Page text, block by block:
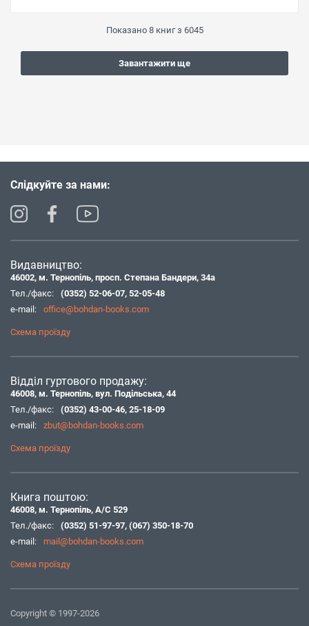
Показано 8книг з 6045
Завантажити ще
Слідкуйте за нами:
Видавництво:
46002, м. Тернопіль, просп. Степана Бандери, 34а
Тел./факс:
(0352) 52-06-07, 52-05-48
e-mail:
office@bohdan-books.com
Схема проїзду
Відділ гуртового продажу:
46008, м. Тернопіль, вул. Подільська, 44
Тел./факс:
(0352) 43-00-46, 25-18-09
e-mail:
zbut@bohdan-books.com
Схема проїзду
Книга поштою:
46008, м. Тернопіль, А/С 529
Тел./факс:
(0352) 51-97-97, (067) 350-18-70
e-mail:
mail@bohdan-books.com
Схема проїзду
Copyright © 1997-2026